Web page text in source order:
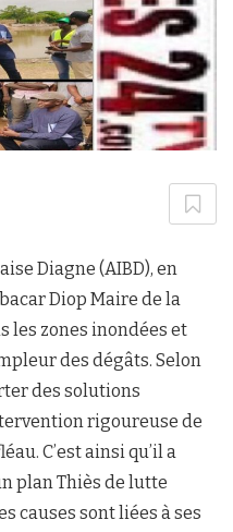
Diagne (AIBD), en
Diop Maire de la
les zones inondées et
des dégâts. Selon
des solutions
rigoureuse de
C’est ainsi qu’il a
plan Thiès de lutte
causes sont liées à ses